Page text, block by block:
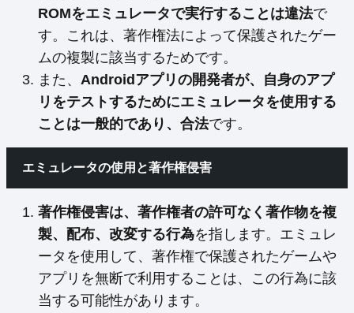
ROMをエミュレータで実行することは違法で
す。これは、著作権法によって保護されたゲー
ムの複製に該当するためです。
また、 Androidアプリの開発者が、自身のアプ
リをテストするためにエミュレータを使用する
ことは一般的であり、合法です。
エミュレータの使用と著作権侵害
著作権侵害は、著作権者の許可なく著作物を複
製、配布、改変する行為を指します。エミュレ
ータを使用して、著作権で保護されたゲームや
アプリを無断で利用することは、この行為に該
当する可能性があります。